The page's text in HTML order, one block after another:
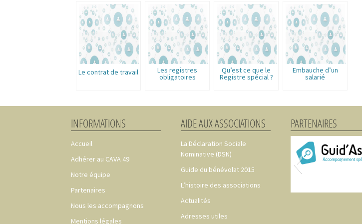
Le contrat de travail Les registres
obligatoires
Qu’est ce que le
Registre spécial ?
Embauche d’un
salarié
INFORMATIONS
Accueil
Adhérer au CAVA 49
Notre équipe
Partenaires
Nous les accompagnons
Mentions légales
AIDE AUX ASSOCIATIONS
La Déclaration Sociale
Nominative (DSN)
Guide du bénévolat 2015
L’histoire des associations
Actualités
Adresses utiles
PARTENAIRES